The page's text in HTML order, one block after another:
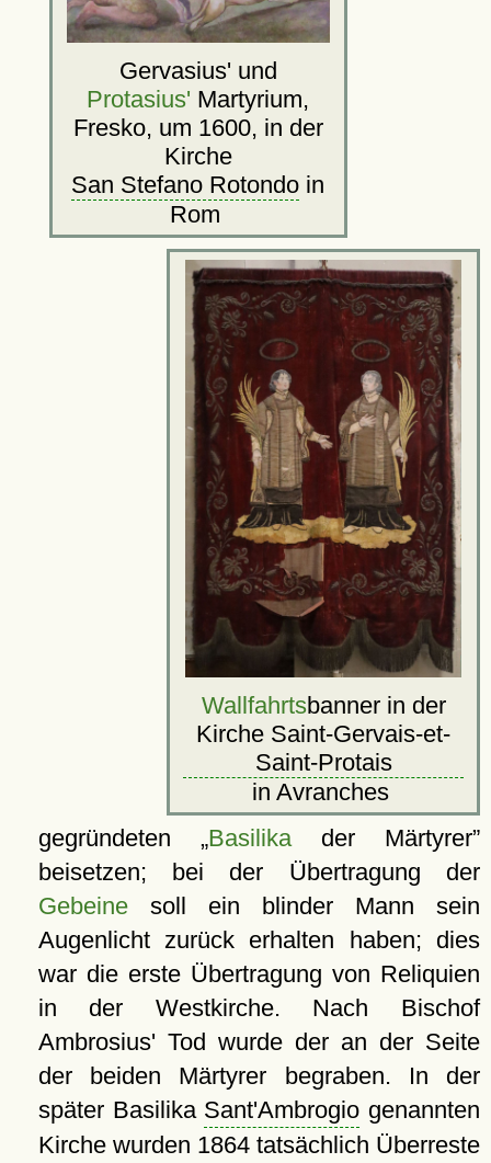
Gervasius' und
Protasius' Martyrium,
Fresko, um 1600, in der
Kirche
San Stefano Rotondo in
Rom
Wallfahrtsbanner in der
Kirche Saint-Gervais-et-
Saint-Protais
in Avranches
gegründeten
Basilikader Märtyrer
beisetzen; bei der Übertragung der
Gebeinesoll ein blinder Mann sein
Augenlicht zurück erhalten haben; dies
war die erste Übertragung von Reliquien
in der Westkirche. Nach Bischof
Ambrosius' Tod wurde der an der Seite
der beiden Märtyrer begraben. In der
später Basilika Sant'Ambrogio genannten
Kirche wurden 1864 tatsächlich Überreste